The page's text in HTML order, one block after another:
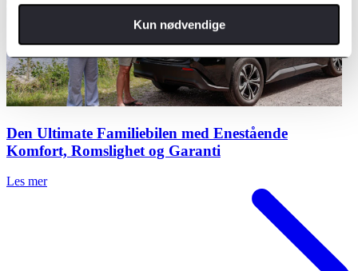
Kun nødvendige
Den Ultimate Familiebilen med Enestående
Komfort, Romslighet og Garanti
Les mer